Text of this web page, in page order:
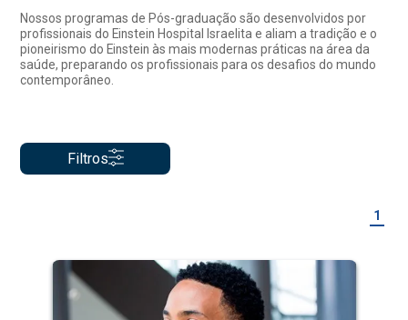
Nossos programas de Pós-graduação são desenvolvidos por
profissionais do Einstein Hospital Israelita e aliam a tradição e o
pioneirismo do Einstein às mais modernas práticas na área da
saúde, preparando os profissionais para os desafios do mundo
contemporâneo.
Filtros
1